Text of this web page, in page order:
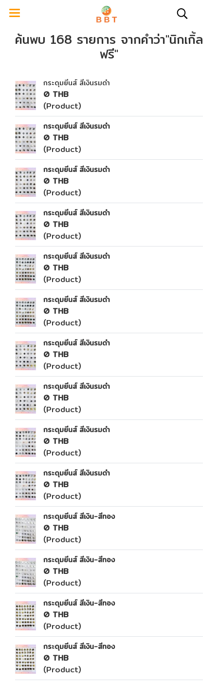
ค้นพบ 168 รายการ จากคำว่า"นิกเกิ้ล
ฟรี"
กระดุมยีนส์ สีเงินรมดำ
0 THB
(Product)
กระดุมยีนส์ สีเงินรมดำ
0 THB
(Product)
กระดุมยีนส์ สีเงินรมดำ
0 THB
(Product)
กระดุมยีนส์ สีเงินรมดำ
0 THB
(Product)
กระดุมยีนส์ สีเงินรมดำ
0 THB
(Product)
กระดุมยีนส์ สีเงินรมดำ
0 THB
(Product)
กระดุมยีนส์ สีเงินรมดำ
0 THB
(Product)
กระดุมยีนส์ สีเงินรมดำ
0 THB
(Product)
กระดุมยีนส์ สีเงินรมดำ
0 THB
(Product)
กระดุมยีนส์ สีเงินรมดำ
0 THB
(Product)
กระดุมยีนส์ สีเงิน-สีทอง
0 THB
(Product)
กระดุมยีนส์ สีเงิน-สีทอง
0 THB
(Product)
กระดุมยีนส์ สีเงิน-สีทอง
0 THB
(Product)
กระดุมยีนส์ สีเงิน-สีทอง
0 THB
(Product)